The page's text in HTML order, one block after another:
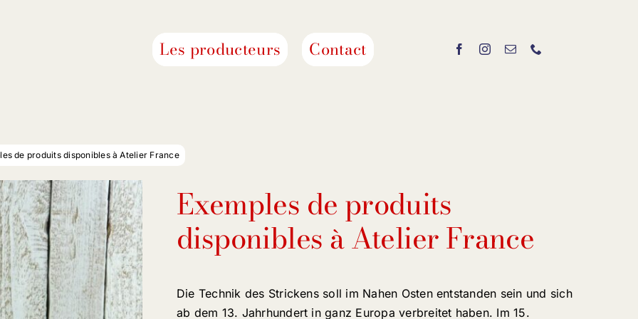
Les producteurs Contact
de produits disponibles à Atelier France
Exemples de produits
disponibles à Atelier France
Die Technik des Strickens soll im Nahen Osten entstanden sein und sich
ab dem 13. Jahrhundert in ganz Europa verbreitet haben. Im 15.